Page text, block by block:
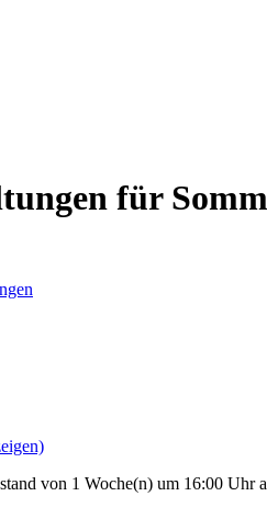
für
von 1 Woche(n) um 16:00 Uhr